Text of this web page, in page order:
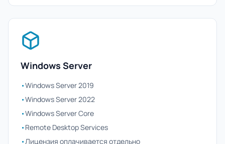
Windows Server
•Windows Server 2019
•Windows Server 2022
•Windows Server Core
•Remote Desktop Services
•Лицензия оплачивается отдельно